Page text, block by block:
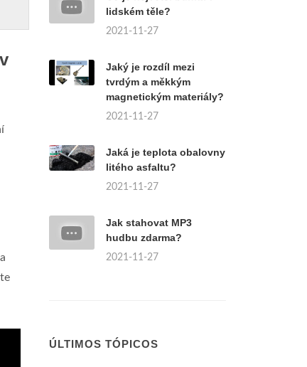
lidském těle?
2021-11-27
Jaký je rozdíl mezi
tvrdým a měkkým
magnetickým materiály?
2021-11-27
Jaká je teplota obalovny
litého asfaltu?
2021-11-27
Jak stahovat MP3
hudbu zdarma?
2021-11-27
ÚLTIMOS TÓPICOS